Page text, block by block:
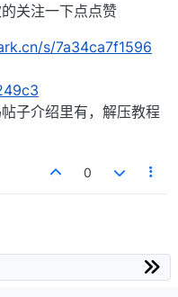
关注一下点点赞
s/7a34ca7f1596
子介绍里有，解压教程
0